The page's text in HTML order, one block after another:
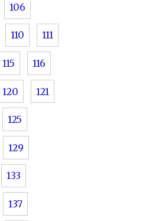
106
110 111
115 116
120 121
125
129
133
137